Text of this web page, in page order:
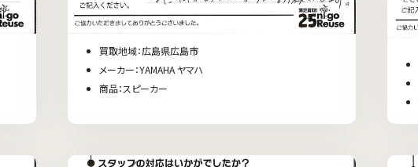
買取地域：広島県広島市
メーカー：YAMAHA ヤマハ
商品：スピーカー